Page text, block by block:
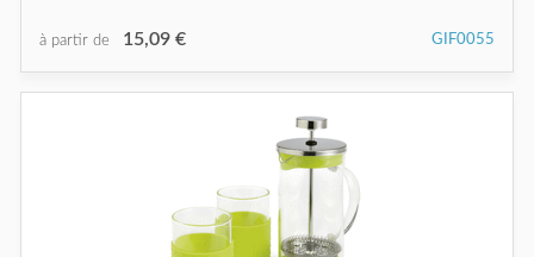
à partir de 15,09 € GIF0055